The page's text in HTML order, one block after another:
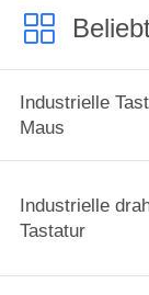
SIE
EIN
ZITAT
Industrielle
Maus
Industrielle
Tastatur